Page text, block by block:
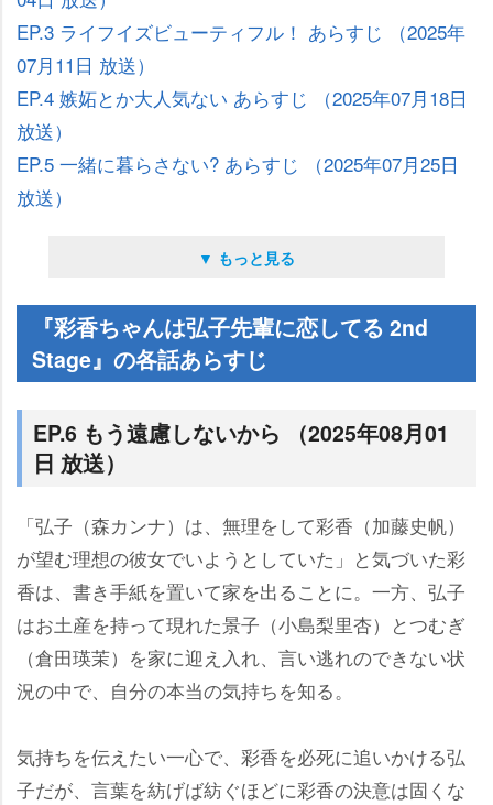
EP.3 ライフイズビューティフル！ あらすじ （2025年
07月11日 放送）
EP.4 嫉妬とか大人気ない あらすじ （2025年07月18日
放送）
EP.5 一緒に暮らさない? あらすじ （2025年07月25日
放送）
▼ もっと見る
『彩香ちゃんは弘子先輩に恋してる 2nd
Stage』の各話あらすじ
EP.6 もう遠慮しないから （2025年08月01
日 放送）
「弘子（森カンナ）は、無理をして彩香（加藤史帆）
が望む理想の彼女でいようとしていた」と気づいた彩
香は、書き手紙を置いて家を出ることに。一方、弘子
はお土産を持って現れた景子（小島梨里杏）とつむぎ
（倉田瑛茉）を家に迎え入れ、言い逃れのできない状
況の中で、自分の本当の気持ちを知る。
気持ちを伝えたい一心で、彩香を必死に追いかける弘
子だが、言葉を紡げば紡ぐほどに彩香の決意は固くな